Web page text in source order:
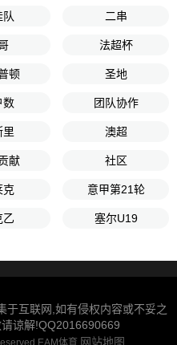
队 二串
法超杯
顿 圣地
数 团队协作
里 澳超
献 社区
克 意甲第21轮
乙 塞尔U19
于互联网,如有侵权内容或不妥之
谅解!QQ2016690669
EAM体育 网站地图